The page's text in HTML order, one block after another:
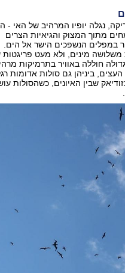
נגלה יופיו המרהיב של האי -
מתוך המצוק והגיאיות הצרים
במפלים הנשפכים הישר אל הים.
מינים, ולא מעט פריגטות
חוללה באוויר בתרמיקות
ביניהן גם סולות אדומות
שבין האיונים, כשהסולות